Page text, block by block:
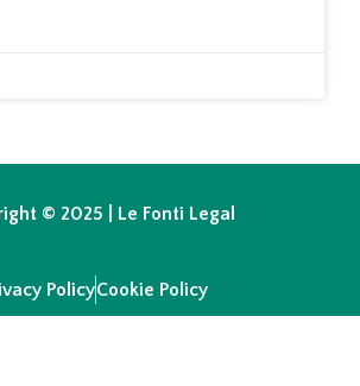
© 2025 | Le Fonti Legal
PolicyCookie Policy